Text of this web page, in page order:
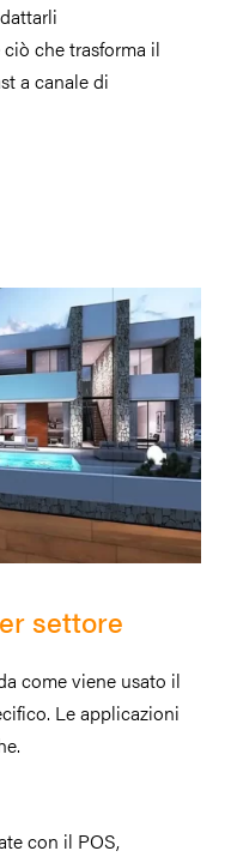
che trasforma il
a canale di
settore
come viene usato il
Le applicazioni
con il POS,